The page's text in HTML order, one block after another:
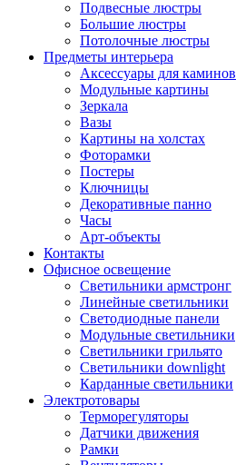
Подвесные люстры
Большие люстры
Потолочные люстры
Предметы интерьера
Аксессуары для каминов
Модульные картины
Зеркала
Вазы
Картины на холстах
Фоторамки
Постеры
Ключницы
Декоративные панно
Часы
Арт-объекты
Контакты
Офисное освещение
Светильники армстронг
Линейные светильники
Светодиодные панели
Модульные светильники
Светильники грильято
Светильники downlight
Карданные светильники
Электротовары
Терморегуляторы
Датчики движения
Рамки